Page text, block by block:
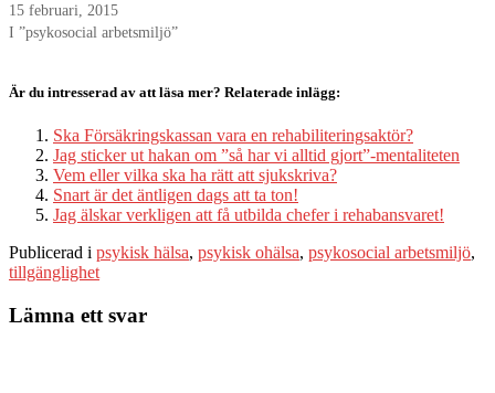
15 februari, 2015
I ”psykosocial arbetsmiljö”
Är du intresserad av att läsa mer? Relaterade inlägg:
Ska Försäkringskassan vara en rehabiliteringsaktör?
Jag sticker ut hakan om ”så har vi alltid gjort”-mentaliteten
Vem eller vilka ska ha rätt att sjukskriva?
Snart är det äntligen dags att ta ton!
Jag älskar verkligen att få utbilda chefer i rehabansvaret!
Publicerad i psykisk hälsa, psykisk ohälsa, psykosocial arbetsmiljö,
tillgänglighet
Lämna ett svar